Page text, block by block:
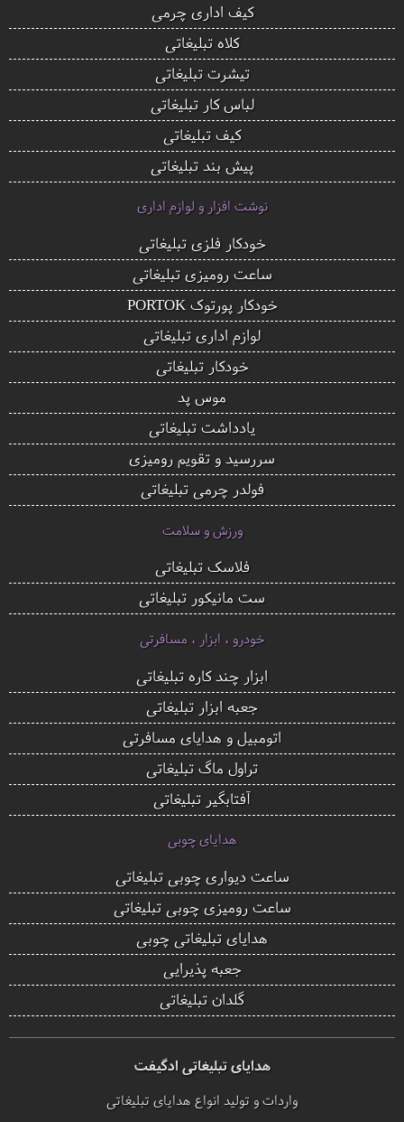
کیف اداری چرمی
کلاه تبلیغاتی
تیشرت تبلیغاتی
لباس کار تبلیغاتی
کیف تبلیغاتی
پیش بند تبلیغاتی
نوشت افزار و لوازم اداری
خودکار فلزی تبلیغاتی
ساعت رومیزی تبلیغاتی
خودکار پورتوک PORTOK
لوازم اداری تبلیغاتی
خودکار تبلیغاتی
موس پد
یادداشت تبلیغاتی
سررسید و تقویم رومیزی
فولدر چرمی تبلیغاتی
ورزش و سلامت
فلاسک تبلیغاتی
ست مانیکور تبلیغاتی
خودرو ، ابزار ، مسافرتی
ابزار چند کاره تبلیغاتی
جعبه ابزار تبلیغاتی
اتومبیل و هدایای مسافرتی
تراول ماگ تبلیغاتی
آفتابگیر تبلیغاتی
هدایای چوبی
ساعت دیواری چوبی تبلیغاتی
ساعت رومیزی چوبی تبلیغاتی
هدایای تبلیغاتی چوبی
جعبه پذیرایی
گلدان تبلیغاتی
هدایای تبلیغاتی ادگیفت
واردات و تولید انواع هدایای تبلیغاتی